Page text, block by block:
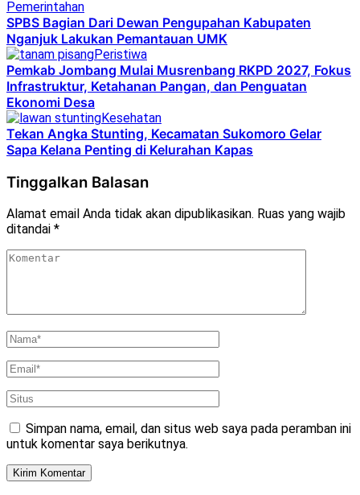
Pemerintahan
SPBS Bagian Dari Dewan Pengupahan Kabupaten
Nganjuk Lakukan Pemantauan UMK
Peristiwa
Pemkab Jombang Mulai Musrenbang RKPD 2027, Fokus
Infrastruktur, Ketahanan Pangan, dan Penguatan
Ekonomi Desa
Kesehatan
Tekan Angka Stunting, Kecamatan Sukomoro Gelar
Sapa Kelana Penting di Kelurahan Kapas
Tinggalkan Balasan
Alamat email Anda tidak akan dipublikasikan. Ruas yang wajib
ditandai *
Simpan nama, email, dan situs web saya pada peramban ini
untuk komentar saya berikutnya.